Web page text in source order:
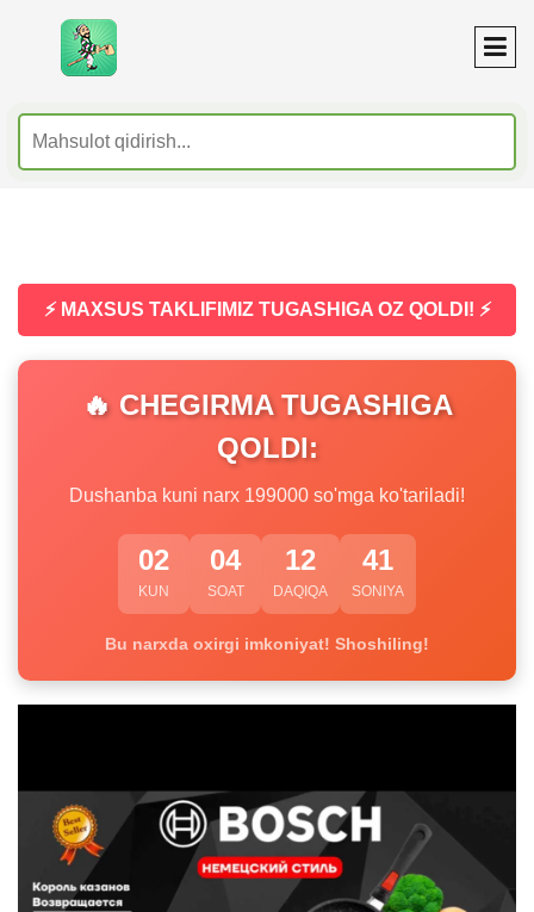
⚡ MAXSUS TAKLIFIMIZ TUGASHIGA OZ QOLDI! ⚡
🔥 CHEGIRMA TUGASHIGA
QOLDI:
Dushanba kuni narx 199000 so'mga ko'tariladi!
02
KUN
04
SOAT
12
DAQIQA
40
SONIYA
Bu narxda oxirgi imkoniyat! Shoshiling!